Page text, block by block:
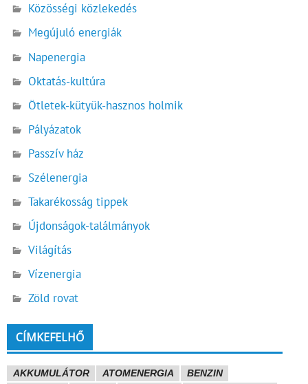
Közösségi közlekedés
Megújuló energiák
Napenergia
Oktatás-kultúra
Ötletek-kütyük-hasznos holmik
Pályázatok
Passzív ház
Szélenergia
Takarékosság tippek
Újdonságok-találmányok
Világítás
Vízenergia
Zöld rovat
CÍMKEFELHŐ
AKKUMULÁTOR ATOMENERGIA
BENZIN